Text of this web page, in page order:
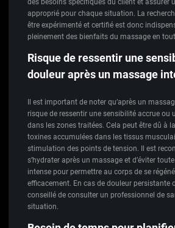
des besoins spécifiques du client et assurer
approprié pour chaque situation. La
être expérimenté et certifié est donc
pleinement des bienfaits du massage en
Risque de ressentir une
douleur après un massage
Il est important de noter qu’après un
risque de ressentir une sensibilité accrue ou
dans les zones traitées. Cela peut être dû à
toxines accumulées dans les tissus
stimulation des points de tension. Il est
s’hydrater après un massage et d’éviter
intense pour permettre au corps de se
efficacement. En cas de douleur persistante
conseillé de consulter un professionnel de
situation.